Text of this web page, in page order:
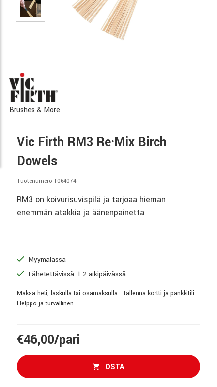
Brushes & More
Vic Firth RM3 Re·Mix Birch
Dowels
Tuotenumero 1064074
RM3 on koivurisuvispilä ja tarjoaa hieman
enemmän atakkia ja äänenpainetta
Myymälässä
Lähetettävissä: 1-2 arkipäivässä
Maksa heti, laskulla tai osamaksulla - Tallenna kortti ja pankkitili -
Helppo ja turvallinen
€46,00/pari
OSTA